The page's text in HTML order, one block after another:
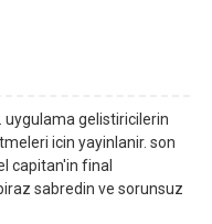
uygulama gelistiricilerin
icin yayinlanir. son
capitan'in final
sabredin ve sorunsuz